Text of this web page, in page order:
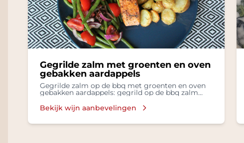
Gegrilde zalm met groenten en oven
gebakken aardappels
Gegrilde zalm op de bbq met groenten en oven
gebakken aardappels: gegrild op de bbq zalm
Bekijk wijn aanbevelingen